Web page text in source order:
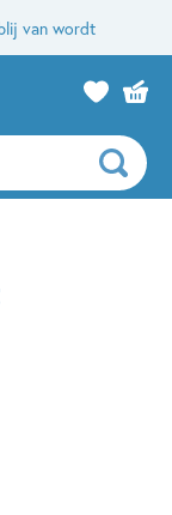
van wordt